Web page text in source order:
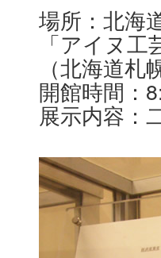
場所：北海
「アイヌ
（北海道
開館時間：
展示内容：